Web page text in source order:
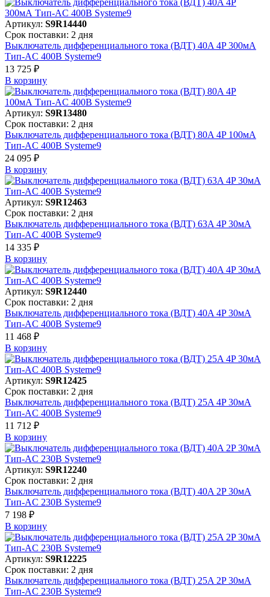
Артикул: S9R14440
Срок поставки: 2 дня
Выключатель дифференциального тока (ВДТ) 40A 4P 300мА
Тип-AC 400В Systeme9
13 725 ₽
В корзинy
Артикул: S9R13480
Срок поставки: 2 дня
Выключатель дифференциального тока (ВДТ) 80A 4P 100мА
Тип-AC 400В Systeme9
24 095 ₽
В корзинy
Артикул: S9R12463
Срок поставки: 2 дня
Выключатель дифференциального тока (ВДТ) 63A 4P 30мА
Тип-AC 400В Systeme9
14 335 ₽
В корзинy
Артикул: S9R12440
Срок поставки: 2 дня
Выключатель дифференциального тока (ВДТ) 40A 4P 30мА
Тип-AC 400В Systeme9
11 468 ₽
В корзинy
Артикул: S9R12425
Срок поставки: 2 дня
Выключатель дифференциального тока (ВДТ) 25A 4P 30мА
Тип-AC 400В Systeme9
11 712 ₽
В корзинy
Артикул: S9R12240
Срок поставки: 2 дня
Выключатель дифференциального тока (ВДТ) 40A 2P 30мА
Тип-AC 230В Systeme9
7 198 ₽
В корзинy
Артикул: S9R12225
Срок поставки: 2 дня
Выключатель дифференциального тока (ВДТ) 25A 2P 30мА
Тип-AC 230В Systeme9